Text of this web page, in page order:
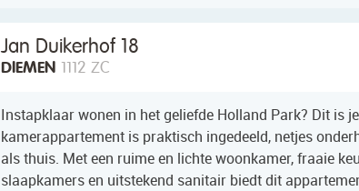
Jan Duikerhof 18
DIEMEN 1112 ZC
Instapklaar wonen in het geliefde Holland Park? Dit is
kamerappartement is praktisch ingedeeld, netjes
als thuis. Met een ruime en lichte woonkamer, fraaie
slaapkamers en uitstekend sanitair biedt dit